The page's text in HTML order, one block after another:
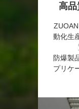
高品
動化生
防爆製
プリケ